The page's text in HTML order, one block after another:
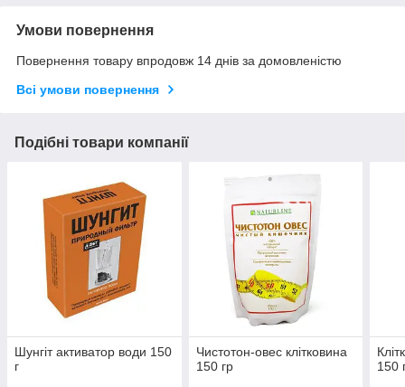
Умови повернення
Повернення товару впродовж 14 днів за домовленістю
Всі умови повернення
Подібні товари компанії
Шунгіт активатор води 150
г
Чистотон-овес клітковина
150 гр
150